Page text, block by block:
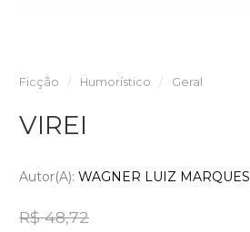
Ficção Humorístico Geral
VIREI
Autor(a): WAGNER LUIZ MARQUES
R$ 48,72